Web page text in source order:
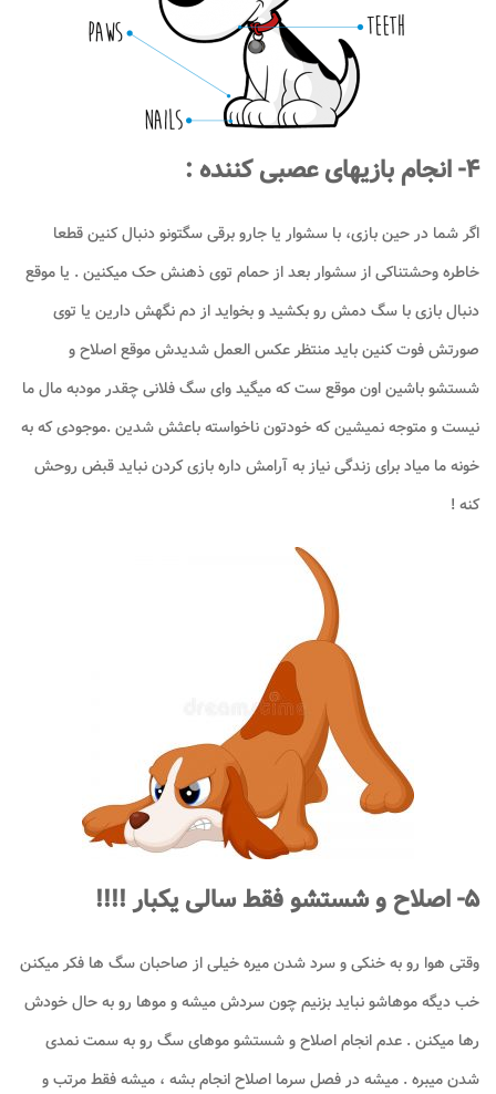
۴- انجام بازیهای عصبی کننده :
اگر شما در حین بازی، با سشوار یا جارو برقی سگتونو دنبال کنین قطعا
خاطره وحشتناکی از سشوار بعد از حمام توی ذهنش حک میکنین . یا موقع
دنبال بازی با سگ دمش رو بکشید و بخواید از دم نگهش دارین یا توی
صورتش فوت کنین باید منتظر عکس العمل شدیدش موقع اصلاح و
شستشو باشین اون موقع ست که میگید وای سگ فلانی چقدر مودبه مال ما
نیست و متوجه نمیشین که خودتون ناخواسته باعثش شدین .موجودی که به
خونه ما میاد برای زندگی نیاز به آرامش داره بازی کردن نباید قبض روحش
کنه !
۵- اصلاح و شستشو فقط سالی یکبار !!!!
وقتی هوا رو به خنکی و سرد شدن میره خیلی از صاحبان سگ ها فکر میکنن
خب دیگه موهاشو نباید بزنیم چون سردش میشه و موها رو به حال خودش
رها میکنن . عدم انجام اصلاح و شستشو موهای سگ رو به سمت نمدی
شدن میبره . میشه در فصل سرما اصلاح انجام بشه ، میشه فقط مرتب و